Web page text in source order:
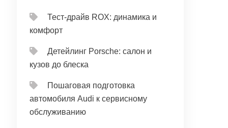
Тест‑драйв ROX: динамика и
комфорт
Детейлинг Porsche: салон и
кузов до блеска
Пошаговая подготовка
автомобиля Audi к сервисному
обслуживанию